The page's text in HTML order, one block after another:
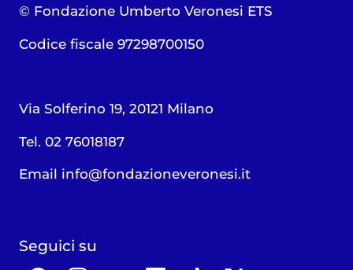
© Fondazione Umberto Veronesi ETS
Codice fiscale 97298700150
Via Solferino 19, 20121 Milano
Tel. 02 76018187
Email info@fondazioneveronesi.it
Seguici su